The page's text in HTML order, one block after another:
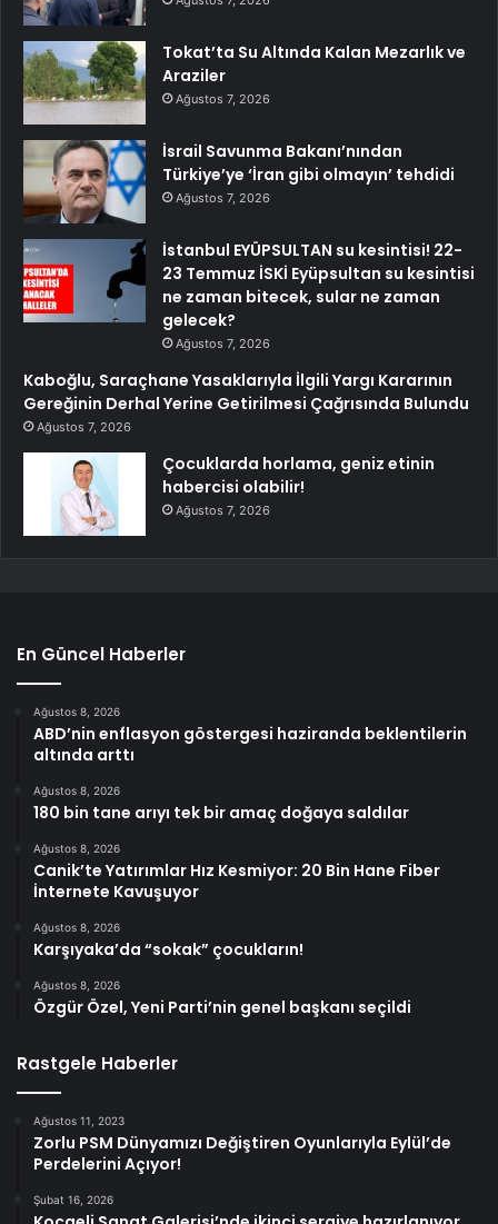
Tokat’ta Su Altında Kalan Mezarlık ve
Araziler
Ağustos 7, 2026
İsrail Savunma Bakanı’nından
Türkiye’ye ‘İran gibi olmayın’ tehdidi
Ağustos 7, 2026
İstanbul EYÜPSULTAN su kesintisi! 22-
23 Temmuz İSKİ Eyüpsultan su kesintisi
ne zaman bitecek, sular ne zaman
gelecek?
Ağustos 7, 2026
Kaboğlu, Saraçhane Yasaklarıyla İlgili Yargı Kararının
Gereğinin Derhal Yerine Getirilmesi Çağrısında Bulundu
Ağustos 7, 2026
Çocuklarda horlama, geniz etinin
habercisi olabilir!
Ağustos 7, 2026
En Güncel Haberler
Ağustos 8, 2026
ABD’nin enflasyon göstergesi haziranda beklentilerin
altında arttı
Ağustos 8, 2026
180 bin tane arıyı tek bir amaç doğaya saldılar
Ağustos 8, 2026
Canik’te Yatırımlar Hız Kesmiyor: 20 Bin Hane Fiber
İnternete Kavuşuyor
Ağustos 8, 2026
Karşıyaka’da “sokak” çocukların!
Ağustos 8, 2026
Özgür Özel, Yeni Parti’nin genel başkanı seçildi
Rastgele Haberler
Ağustos 11, 2023
Zorlu PSM Dünyamızı Değiştiren Oyunlarıyla Eylül’de
Perdelerini Açıyor!
Şubat 16, 2026